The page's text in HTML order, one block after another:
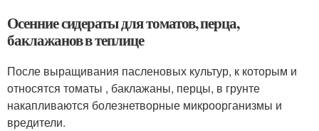
Осенние сидераты для томатов, перца,
баклажанов в теплице
После выращивания пасленовых культур, к которым и
относятся томаты , баклажаны, перцы, в грунте
накапливаются болезнетворные микроорганизмы и
вредители.